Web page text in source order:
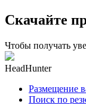
Скачайте
Чтобы получать
HeadHunter
Размещение
Поиск по